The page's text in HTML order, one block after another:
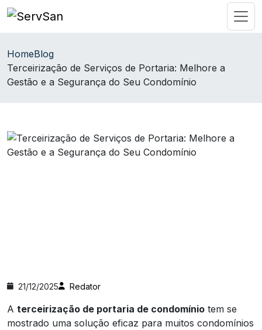
HomeBlog
Terceirização de Serviços de Portaria: Melhore a
Gestão e a Segurança do Seu Condomínio
21/12/2025 Redator
A terceirização de portaria de condomínio tem se
mostrado uma solução eficaz para muitos condomínios